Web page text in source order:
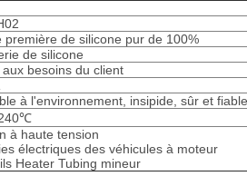
première de silicone pur de 100%
de silicone
besoins du client
à l'environnement, insipide, sûr et
à haute tension
électriques des véhicules à moteur
Heater Tubing mineur